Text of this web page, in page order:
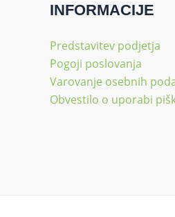
INFORMACIJE
Predstavitev podjetja
Pogoji poslovanja
Varovanje osebnih
Obvestilo o uporabi